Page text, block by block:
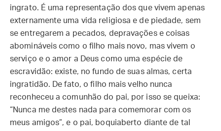
ingrato. É uma representação dos que vivem apenas
externamente uma vida religiosa e de piedade, sem
se entregarem a pecados, depravações e coisas
abomináveis como o filho mais novo, mas vivem o
serviço e o amor a Deus como uma espécie de
escravidão: existe, no fundo de suas almas, certa
ingratidão. De fato, o filho mais velho nunca
reconheceu a comunhão do pai, por isso se queixa:
“Nunca me destes nada para comemorar com os
meus amigos”, e o pai, boquiaberto diante de tal